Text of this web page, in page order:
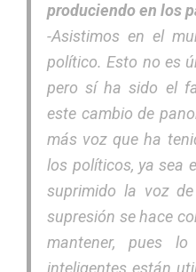
produciendo en los
-Asistimos en el
político. Esto no es
pero sí ha sido el
este cambio de
más voz que ha
los políticos, ya sea
suprimido la voz
supresión se hace
mantener, pues
inteligentes están